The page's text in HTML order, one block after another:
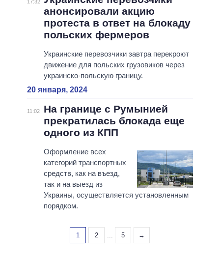
17:32
анонсировали акцию
протеста в ответ на блокаду
польских фермеров
Украинские перевозчики завтра перекроют
движение для польских грузовиков через
украинско-польскую границу.
20 января, 2024
11:02
На границе с Румынией
прекратилась блокада еще
одного из КПП
Оформление всех
категорий транспортных
средств, как на въезд,
так и на выезд из
Украины, осуществляется установленным
порядком.
1 2 ... 5 →